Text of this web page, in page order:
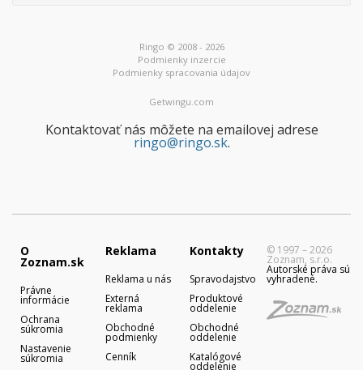
Ringo © 2008 - 2026
Podmienky inzercie
Podmienky spracovania údajov
Getwingu.com
Kontaktovať nás môžete na emailovej adrese
ringo@ringo.sk.
O
Zoznam.sk
Právne
informácie
Ochrana
súkromia
Nastavenie
súkromia
Reklama
Reklama u nás
Externá
reklama
Obchodné
podmienky
Cenník
Kontakty
Spravodajstvo
Produktové
oddelenie
Obchodné
oddelenie
Katalógové
oddelenie
© 1997 – 2026
Zoznam, s.r.o.
Autorské práva sú
vyhradené.